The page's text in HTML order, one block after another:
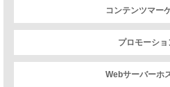
コンテンツマー
プロモーショ
Webサーバーホ